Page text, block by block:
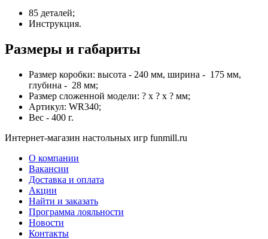
85 деталей;
Инструкция.
Размеры и габариты
Размер коробки: высота - 240 мм, ширина - 175 мм,
глубина - 28 мм;
Размер сложенной модели: ? x ? x ? мм;
Артикул: WR340;
Вес - 400 г.
Интернет-магазин настольных игр funmill.ru
О компании
Вакансии
Доставка и оплата
Акции
Найти и заказать
Программа лояльности
Новости
Контакты